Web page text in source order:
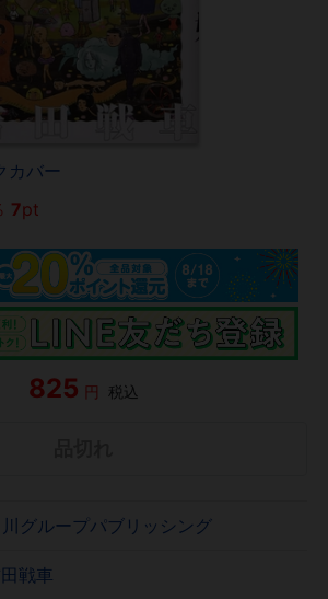
カバー
7pt
825 円 税込
グループパブリッシング
戦車